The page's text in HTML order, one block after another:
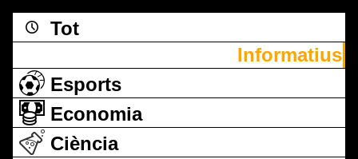
Tot
Informatius
Esports
Economia
Ciència